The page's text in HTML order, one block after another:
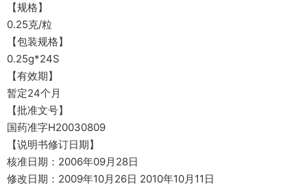
【规格】
0.25克/粒
【包装规格】
0.25g*24S
【有效期】
暂定24个月
【批准文号】
国药准字H20030809
【说明书修订日期】
核准日期：2006年09月28日
修改日期：2009年10月26日 2010年10月11日